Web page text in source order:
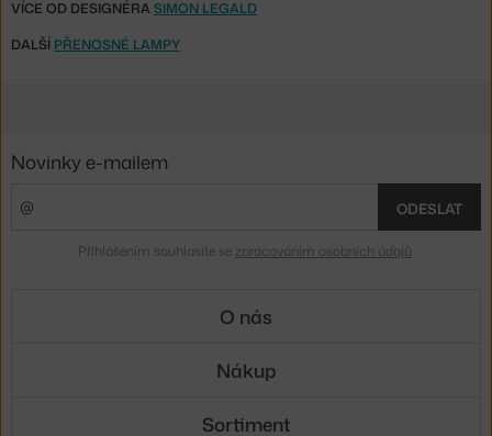
VÍCE OD DESIGNÉRA SIMON LEGALD
DALŠÍ PŘENOSNÉ LAMPY
Novinky e-mailem
ODESLAT
Přihlášením souhlasíte se zpracováním osobních údajů
O nás
Nákup
Sortiment